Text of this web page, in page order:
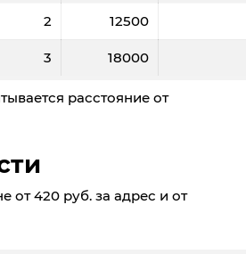
2 12500
3 18000
расстояние от
от 420 руб. за адрес и от